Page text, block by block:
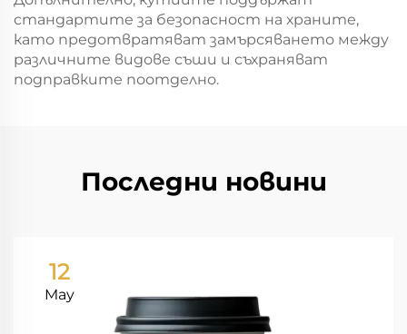
стандартите за безопасност на храните,
като предотвратяват замърсяването между
различните видове съши и съхраняват
подправките поотделно.
Последни новини
12
May